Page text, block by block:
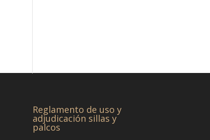
Reglamento de uso y
adjudicación sillas y
palcos